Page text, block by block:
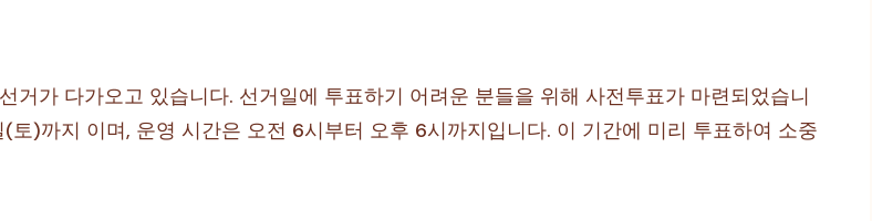
가 다가오고 있습니다. 선거일에 투표하기 어려운 분들을 위해 사전투표가 마련되었습니
)까지 이며, 운영 시간은 오전 6시부터 오후 6시까지입니다. 이 기간에 미리 투표하여 소중